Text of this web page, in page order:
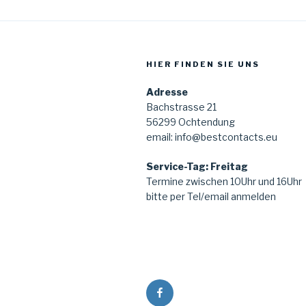
HIER FINDEN SIE UNS
Adresse
Bachstrasse 21
56299 Ochtendung
email: info@bestcontacts.eu
Service-Tag: Freitag
Termine zwischen 10Uhr und 16Uhr
bitte per Tel/email anmelden
Facebook